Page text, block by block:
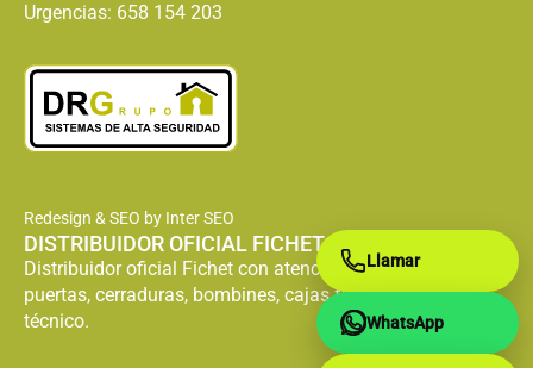
Urgencias: 658 154 203
Redesign & SEO by Inter SEO
DISTRIBUIDOR OFICIAL FICHET
Distribuidor oficial Fichet con atención especializada en
puertas, cerraduras, bombines, cajas fuertes y servicio
técnico.
Llamar
WhatsApp